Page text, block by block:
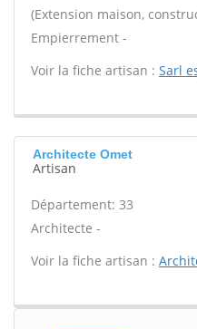
(Extension maison,
Empierrement -
Voir la fiche artisan : Sarl
Architecte Omet
Artisan
Département: 33
Architecte -
Voir la fiche artisan :